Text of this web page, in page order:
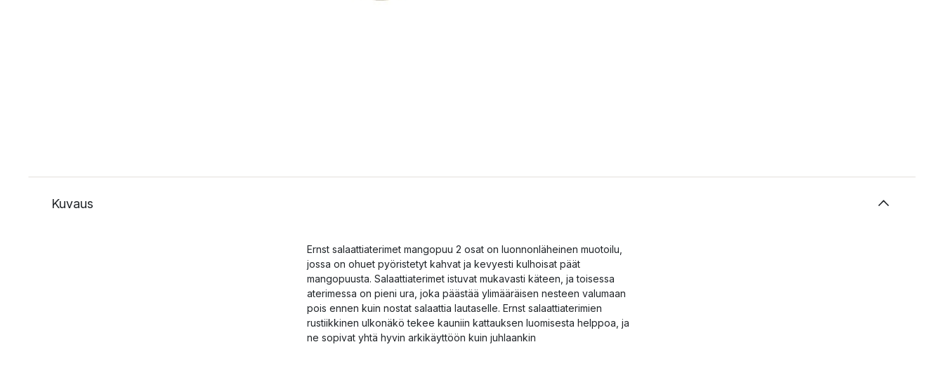
Kuvaus
Ernst salaattiaterimet mangopuu 2 osat on luonnonläheinen muotoilu,
jossa on ohuet pyöristetyt kahvat ja kevyesti kulhoisat päät
mangopuusta. Salaattiaterimet istuvat mukavasti käteen, ja toisessa
aterimessa on pieni ura, joka päästää ylimääräisen nesteen valumaan
pois ennen kuin nostat salaattia lautaselle. Ernst salaattiaterimien
rustiikkinen ulkonäkö tekee kauniin kattauksen luomisesta helppoa, ja
ne sopivat yhtä hyvin arkikäyttöön kuin juhlaankin